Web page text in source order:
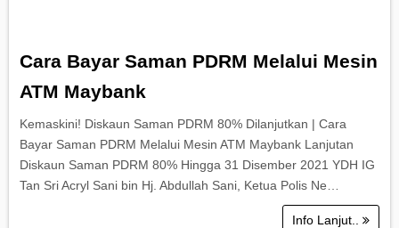
Cara Bayar Saman PDRM Melalui Mesin
ATM Maybank
Kemaskini! Diskaun Saman PDRM 80% Dilanjutkan | Cara
Bayar Saman PDRM Melalui Mesin ATM Maybank Lanjutan
Diskaun Saman PDRM 80% Hingga 31 Disember 2021 YDH IG
Tan Sri Acryl Sani bin Hj. Abdullah Sani, Ketua Polis Ne…
Info Lanjut..